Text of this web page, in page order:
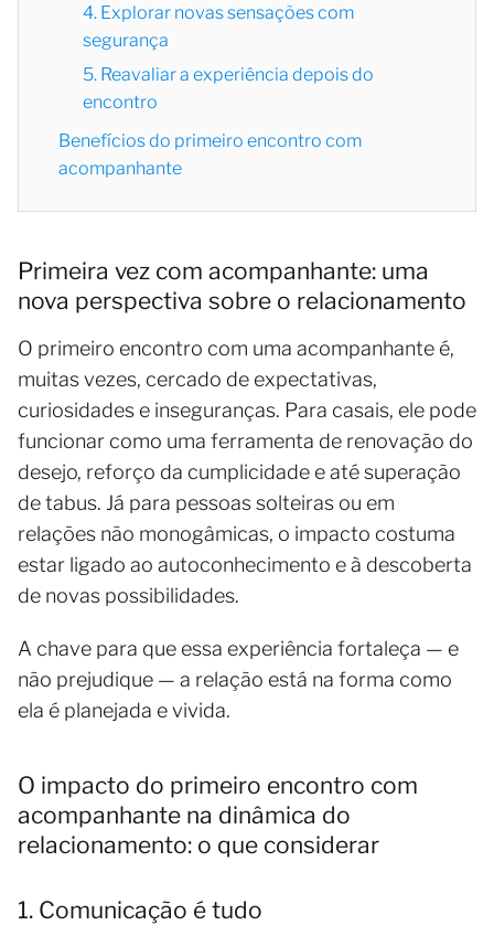
4. Explorar novas sensações com
segurança
5. Reavaliar a experiência depois do
encontro
Benefícios do primeiro encontro com
acompanhante
Primeira vez com acompanhante: uma
nova perspectiva sobre o relacionamento
O primeiro encontro com uma acompanhante é,
muitas vezes, cercado de expectativas,
curiosidades e inseguranças. Para casais, ele pode
funcionar como uma ferramenta de renovação do
desejo, reforço da cumplicidade e até superação
de tabus. Já para pessoas solteiras ou em
relações não monogâmicas, o impacto costuma
estar ligado ao autoconhecimento e à descoberta
de novas possibilidades.
A chave para que essa experiência fortaleça — e
não prejudique — a relação está na forma como
ela é planejada e vivida.
O impacto do primeiro encontro com
acompanhante na dinâmica do
relacionamento: o que considerar
1. Comunicação é tudo